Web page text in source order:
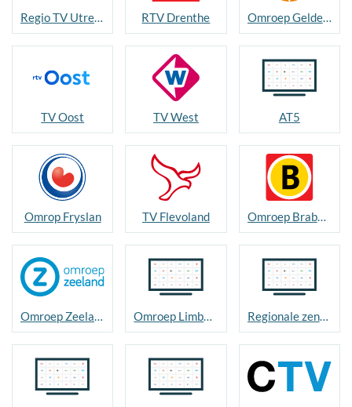
Regio TV Utrecht RTV Drenthe Omroep Gelderland
TV Oost TV West AT5
Omrop Fryslan TV Flevoland Omroep Brabant
Omroep Zeeland Omroep Limburg / L1 Regionale zenders